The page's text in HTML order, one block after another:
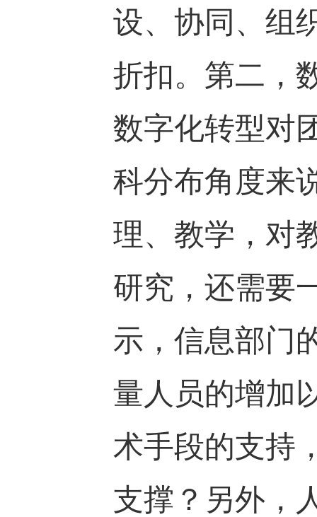
设、协同、组
折扣。第二，
数字化转型对
科分布角度来
理、教学，对
研究，还需要
示，信息部门
量人员的增加
术手段的支持
支撑？另外，